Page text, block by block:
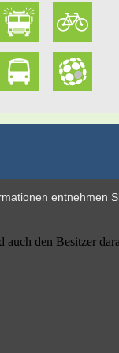
entnehmen